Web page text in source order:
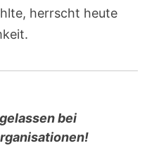
herrscht heute
bei